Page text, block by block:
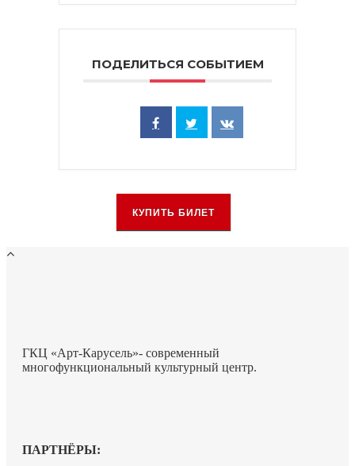
ПОДЕЛИТЬСЯ СОБЫТИЕМ
КУПИТЬ БИЛЕТ
ГКЦ «Арт-Карусель»- современный
многофункциональный культурный центр.
ПАРТНЁРЫ: